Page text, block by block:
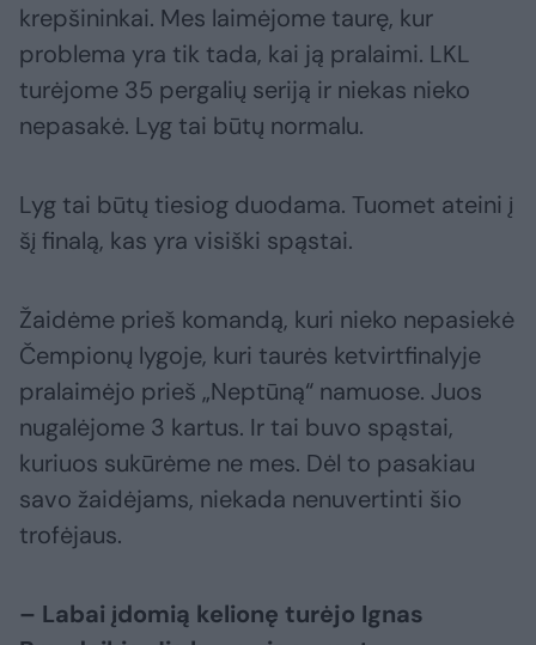
krepšininkai. Mes laimėjome taurę, kur
problema yra tik tada, kai ją pralaimi. LKL
turėjome 35 pergalių seriją ir niekas nieko
nepasakė. Lyg tai būtų normalu.
Lyg tai būtų tiesiog duodama. Tuomet ateini į
šį finalą, kas yra visiški spąstai.
Žaidėme prieš komandą, kuri nieko nepasiekė
Čempionų lygoje, kuri taurės ketvirtfinalyje
pralaimėjo prieš „Neptūną“ namuose. Juos
nugalėjome 3 kartus. Ir tai buvo spąstai,
kuriuos sukūrėme ne mes. Dėl to pasakiau
savo žaidėjams, niekada nenuvertinti šio
trofėjaus.
– Labai įdomią kelionę turėjo Ignas